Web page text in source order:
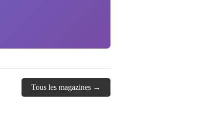
Tous les magazines →